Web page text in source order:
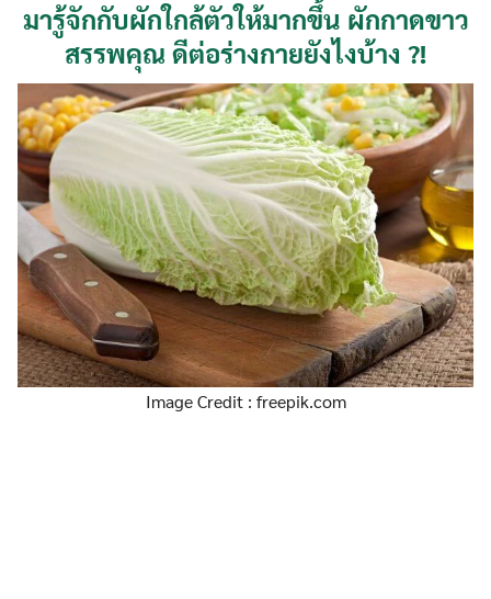
มารู้จักกับผักใกล้ตัวให้มากขึ้น ผักกาดขาว
สรรพคุณ ดีต่อร่างกายยังไงบ้าง ?!
Image Credit : freepik.com